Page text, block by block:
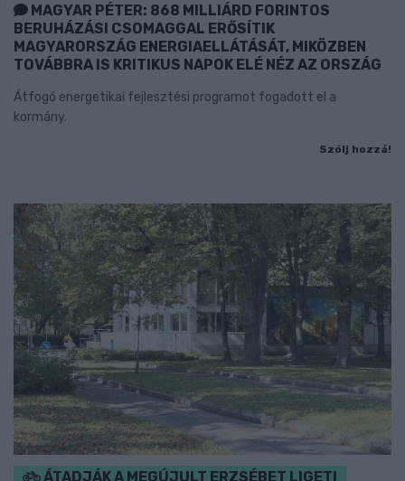
MAGYAR PÉTER: 868 MILLIÁRD FORINTOS
BERUHÁZÁSI CSOMAGGAL ERŐSÍTIK
MAGYARORSZÁG ENERGIAELLÁTÁSÁT, MIKÖZBEN
TOVÁBBRA IS KRITIKUS NAPOK ELÉ NÉZ AZ ORSZÁG
Átfogó energetikai fejlesztési programot fogadott el a
kormány.
Szólj hozzá!
ÁTADJÁK A MEGÚJULT ERZSÉBET LIGETI